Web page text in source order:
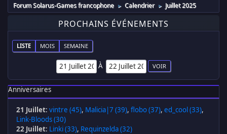
Forum Solarus-Games francophone ► Calendrier ► Juillet 2025
PROCHAINS ÉVÉNEMENTS
LISTE MOIS SEMAINE
À
Anniversaires
21 Juillet: vintre (45), Malicia|7 (39), flobo (37), ed_cool (33),
Link-Bloods (30)
22 Juillet: Linki (33), Requinzelda (32)